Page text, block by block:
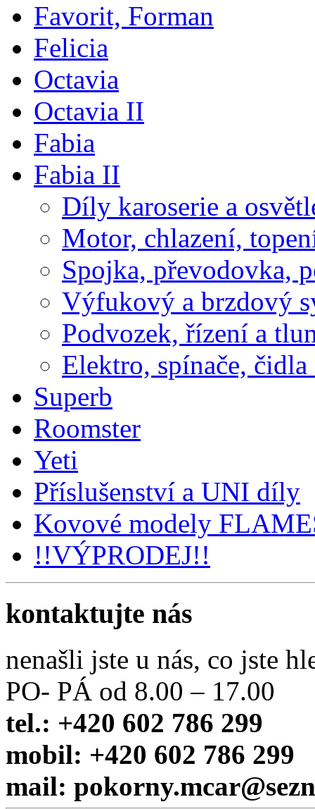
Favorit, Forman
Felicia
Octavia
Octavia II
Fabia
Fabia II
Díly karoserie a
Motor, chlazení,
Spojka, převodovka,
Výfukový a brzdový
Podvozek, řízení a
Elektro, spínače,
Superb
Roomster
Yeti
Příslušenství a UNI díly
Kovové modely
!!VÝPRODEJ!!
kontaktujte nás
nenašli jste u nás, co jste
PO- PÁ od 8.00 – 17.00
tel.: +420 602 786 299
mobil: +420 602 786 299
mail: